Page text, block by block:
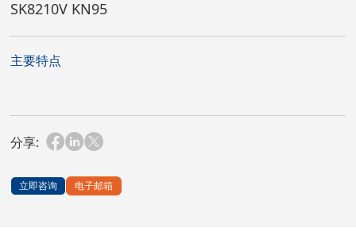
SK8210V KN95
主要特点
分享:
立即咨询 电子邮箱